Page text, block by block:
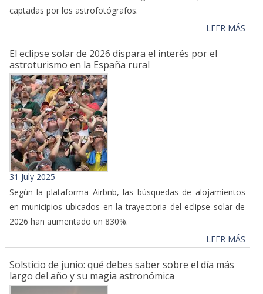
captadas por los astrofotógrafos.
LEER MÁS
El eclipse solar de 2026 dispara el interés por el
astroturismo en la España rural
31 July 2025
Según la plataforma Airbnb, las búsquedas de alojamientos
en municipios ubicados en la trayectoria del eclipse solar de
2026 han aumentado un 830%.
LEER MÁS
Solsticio de junio: qué debes saber sobre el día más
largo del año y su magia astronómica